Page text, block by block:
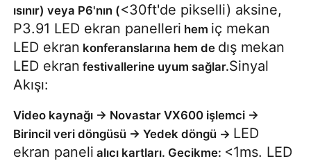
ısınır) veya P6'nın (<30ft'de pikselli) aksine,
P3.91 LED ekran panelleri hem iç mekan
LED ekran konferanslarına hem de dış mekan
LED ekran festivallerine uyum sağlar.Sinyal
Akışı:
Video kaynağı → Novastar VX600 işlemci →
Birincil veri döngüsü → Yedek döngü → LED
ekran paneli alıcı kartları. Gecikme: <1ms. LED